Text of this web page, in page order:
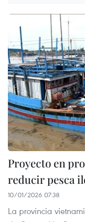
Proyecto en
reducir pesca
10/01/2026 07:38
La provincia